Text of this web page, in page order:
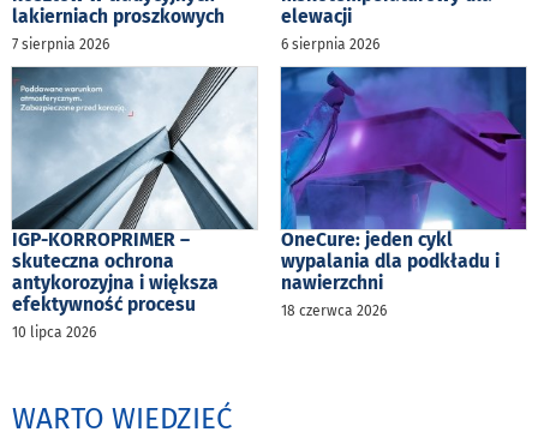
lakierniach proszkowych
7 sierpnia 2026
elewacji
6 sierpnia 2026
IGP-KORROPRIMER –
skuteczna ochrona
antykorozyjna i większa
efektywność procesu
10 lipca 2026
OneCure: jeden cykl
wypalania dla podkładu i
nawierzchni
18 czerwca 2026
WARTO WIEDZIEĆ